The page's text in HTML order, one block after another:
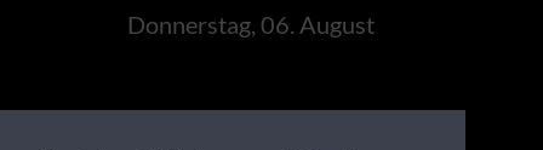
Donnerstag, 06. August